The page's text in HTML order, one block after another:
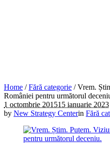
Home /Fără categorie /Vrem.
României pentru următorul
1 octombrie 201515 ianuarie 2023
by New Strategy Centerin Fără